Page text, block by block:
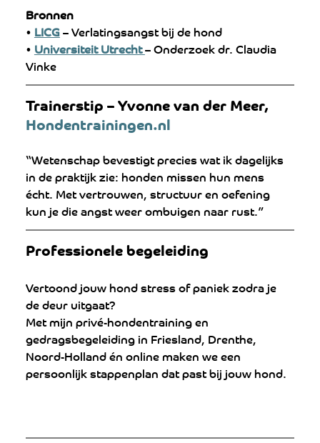
Bronnen
• LICG – Verlatingsangst bij de hond
• Universiteit Utrecht – Onderzoek dr. Claudia
Vinke
Trainerstip – Yvonne van der Meer,
Hondentrainingen.nl
“Wetenschap bevestigt precies wat ik dagelijks
in de praktijk zie: honden missen hun mens
écht. Met vertrouwen, structuur en oefening
kun je die angst weer ombuigen naar rust.”
Professionele begeleiding
Vertoond jouw hond stress of paniek zodra je
de deur uitgaat?
Met mijn privé-hondentraining en
gedragsbegeleiding in Friesland, Drenthe,
Noord-Holland én online maken we een
persoonlijk stappenplan dat past bij jouw hond.